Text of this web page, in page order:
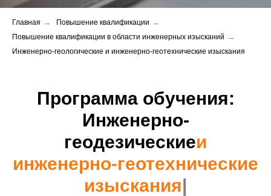
Главная → Повышение квалификации →
Повышение квалификации в области инженерных изысканий →
Инженерно-геологические и инженерно-геотехнические изыскания
Программа обучения:
Инженерно-
геодезическиеи
инженерно-геотехнические
изыскания|